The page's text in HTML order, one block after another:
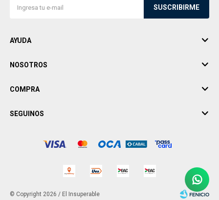
SUSCRIBIRME
AYUDA
NOSOTROS
COMPRA
SEGUINOS
© Copyright 2026 / El Insuperable